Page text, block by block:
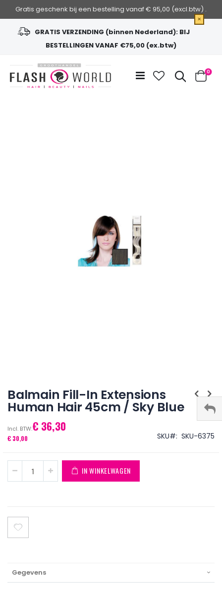
Gratis geschenk bij een bestelling vanaf € 95,00 (excl.btw) .
×
GRATIS VERZENDING (binnen Nederland): BIJ
BESTELLINGEN VANAF €75,00 (ex.btw)
de
inhoud
Zoek
Cart
0
naar
het
begin
de
afbeeldingen-
gallerij
Balmain Fill-In Extensions
Human Hair 45cm / Sky Blue
€ 36,30
€ 30,00 SKU SKU-6375
IN WINKELWAGEN
Gegevens